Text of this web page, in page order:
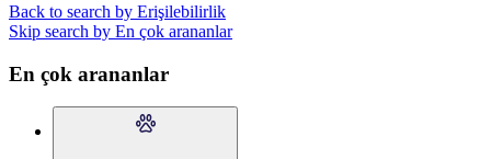
Back to search by Erişilebilirlik
Skip search by En çok arananlar
En çok arananlar